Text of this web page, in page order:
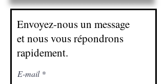
Envoyez-nous un message
et nous vous répondrons
rapidement.
E-mail